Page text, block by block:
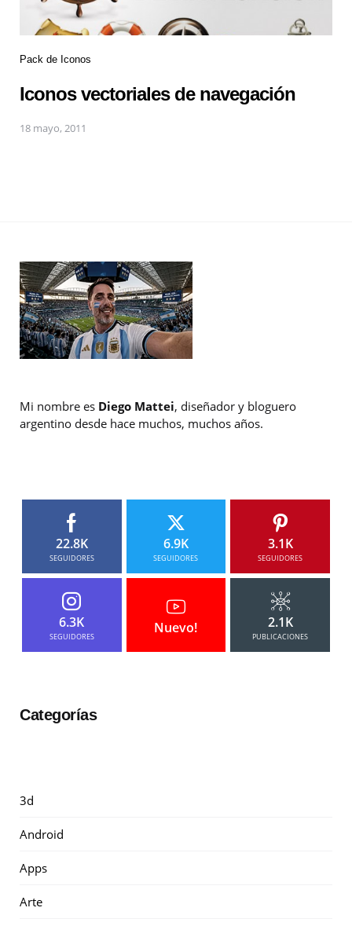
Pack de Iconos
Iconos vectoriales de navegación
18 mayo, 2011
Mi nombre es Diego Mattei, diseñador y bloguero
argentino desde hace muchos, muchos años.
22.8K
SEGUIDORES
6.9K
SEGUIDORES
3.1K
SEGUIDORES
6.3K
SEGUIDORES
Nuevo! 2.1K
PUBLICACIONES
Categorías
3d
Android
Apps
Arte